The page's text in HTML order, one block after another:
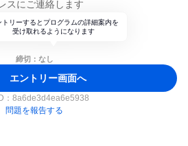
スにご連絡します
トリーするとプログラムの詳細案内を
受け取れるようになります
締切：なし
エントリー画面へ
： 8a6de3d4ea6e5938
問題を報告する